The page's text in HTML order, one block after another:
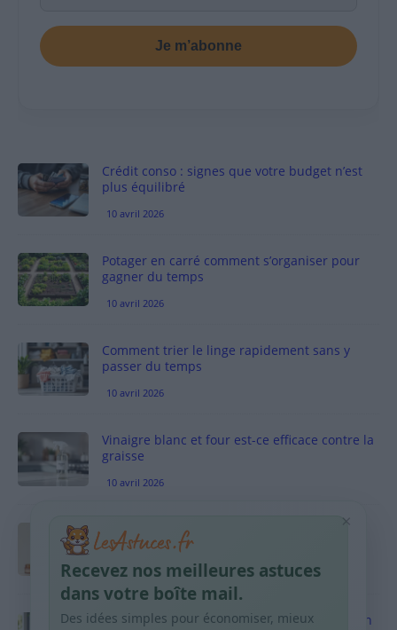
Je m’abonne
Crédit conso : signes que votre budget n’est
plus équilibré
10 avril 2026
Potager en carré comment s’organiser pour
gagner du temps
10 avril 2026
Comment trier le linge rapidement sans y
passer du temps
10 avril 2026
Vinaigre blanc et four est-ce efficace contre la
graisse
10 avril 2026
Taches pigmentaires : routine simple +
habitudes qui aident
9 avril 2026
Produits ménagers : comment économiser en
×
Recevez nos meilleures astuces
dans votre boîte mail.
Des idées simples pour économiser, mieux